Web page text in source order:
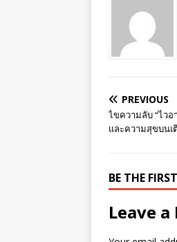
PREVIOUS
ไขความลับ “ไวอ
และความสุขบน
BE THE
Leave a